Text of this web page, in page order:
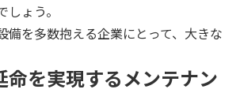
ょう。
備を多数抱える企業にとって、大きな
命を実現するメンテナン